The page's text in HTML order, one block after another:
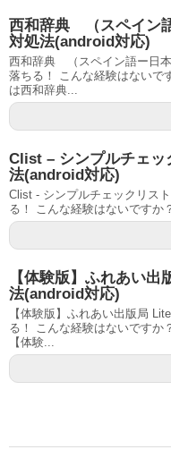
西和辞典 （スペイン
対処法(android対応)
西和辞典 （スペイン語ー日
落ちる！ こんな経験はないで
は西和辞典...
Clist – シンプルチェッ
法(android対応)
Clist - シンプルチェックリス
る！ こんな経験はないですか
【体験版】ふれあい
法(android対応)
【体験版】ふれあい出版局
る！ こんな経験はないですか
【体験...